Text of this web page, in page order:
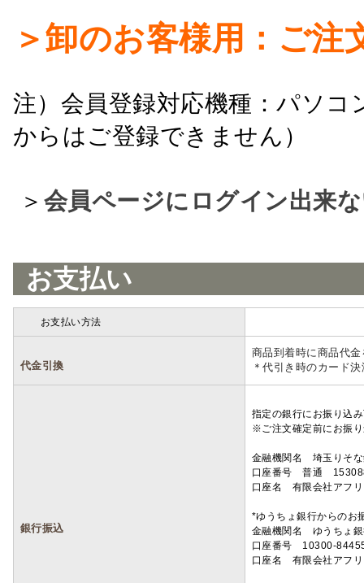
＞卸のお客様用：ご注
注）会員登録対応機種：パソ
からはご登録できません）
＞ 会員ページにログイン出来
お支払い
お支払い方法
代金引換
商品到着時に商品代
＊代引き時のカード
銀行振込
指定の銀行にお振り込
※ご注文確定前にお振
金融機関名 埼玉りそ
口座番号 普通
口座名 有限会社アフ
*ゆうちょ銀行からのお
金融機関名 ゆうちょ
口座番号 10300-
口座名 有限会社アフ